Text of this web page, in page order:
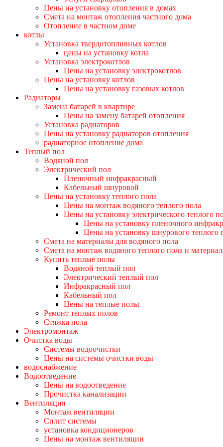
Цены на установку отопления в домах
Смета на монтаж отопления частного дома
Отопление в частном доме
котлы
Установка твердотопливных котлов
цены на установку котла
Установка электрокотлов
Цены на установку электрокотлов
Цены на установку котлов
Цены на установку газовых котлов
Радиаторы
Замена батарей в квартире
Цены на замену батарей отопления
Установка радиаторов
Цены на установку радиаторов отопления
радиаторное отопление дома
Теплый пол
Водяной пол
Электрический пол
Пленочный инфракрасный
Кабельный шнуровой
Цены на установку теплого пола
Цены на монтаж водяного теплого пола
Цены на установку электрического теплого
Цены на установку пленочного
Цены на установку шнурового теплого
Смета на материалы для водяного пола
Смета на монтаж водяного теплого пола и
Купить теплые полы
Водяной теплый пол
Электрический теплый пол
Инфракрасный пол
Кабельный пол
Цены на теплые полы
Ремонт теплых полов
Стяжка пола
Электромонтаж
Очистка воды
Системы водоочистки
Цены на системы очистки воды
водоснабжение
Водоотведение
Цены на водоотведение
Прочистка канализации
Вентиляция
Монтаж вентиляции
Сплит системы
установка кондиционеров
Цены на монтаж вентиляции